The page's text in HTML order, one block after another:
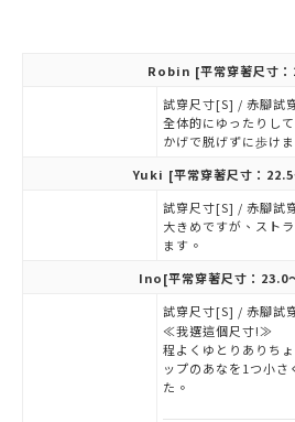
Robin [平常穿著尺寸
試穿尺寸[S] / 赤腳試
全体的にゆったりし
かげで脱げずに歩けま
Yuki [平常穿著尺寸：
試穿尺寸[S] / 赤腳試
大きめですが、スト
ます。
Ino[平常穿著尺寸：23.0
試穿尺寸[S] / 赤腳試
≪我選這個尺寸!≫
程よくゆとりありち
ップのあなを1つ小
た。